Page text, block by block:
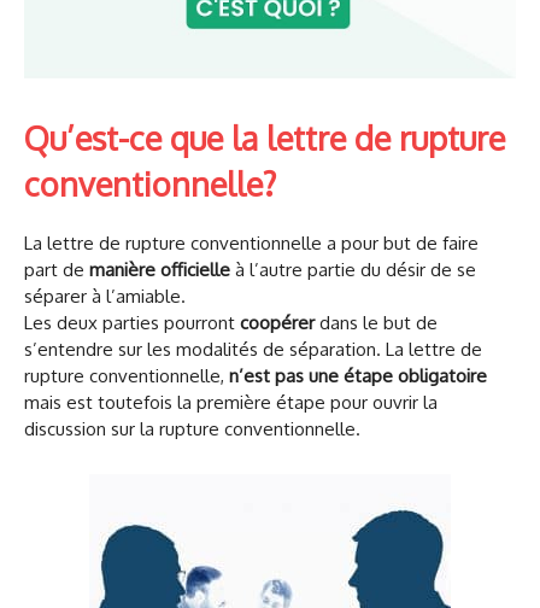
Qu’est-ce que la lettre de rupture
conventionnelle?
La lettre de rupture conventionnelle a pour but de faire
part de manière officielle à l’autre partie du désir de se
séparer à l’amiable.
Les deux parties pourront coopérerdans le but de
s’entendre sur les modalités de séparation. La lettre de
rupture conventionnelle, n’est pas une étape obligatoire
mais est toutefois la première étape pour ouvrir la
discussion sur la rupture conventionnelle.